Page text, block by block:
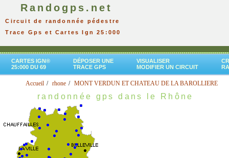
Randogps.net
Circuit de randonnée pédestre
Trace Gps et Cartes Ign 25:000
CARTES IGN®
25:000 DU 69
DÉPOSER UNE
TRACE GPS
VISUALISER
MODIFIER UN CIRCUIT
Accueil rhone MONT VERDUN ET CHATEAU DE LA BAROLLIERE
randonnée gps dans le Rhône